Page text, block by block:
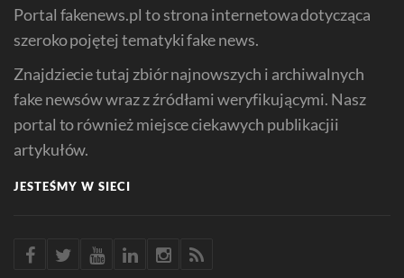
Portal fakenews.pl to strona internetowa dotycząca
szeroko pojętej tematyki fake news.
Znajdziecie tutaj zbiór najnowszych i archiwalnych
fake newsów wraz z źródłami weryfikującymi. Nasz
portal to również miejsce ciekawych publikacjii
artykułów.
JESTEŚMY W SIECI